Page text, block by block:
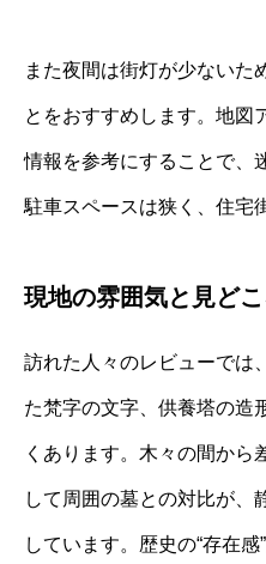
また夜間は街灯が少ないた
とをおすすめします。地図
情報を参考にすることで、
駐車スペースは狭く、住宅
現地の雰囲気と見ど
訪れた人々のレビューでは
た梵字の文字、供養塔の造
くあります。木々の間から
して周囲の墓との対比が、
しています。歴史の“存在